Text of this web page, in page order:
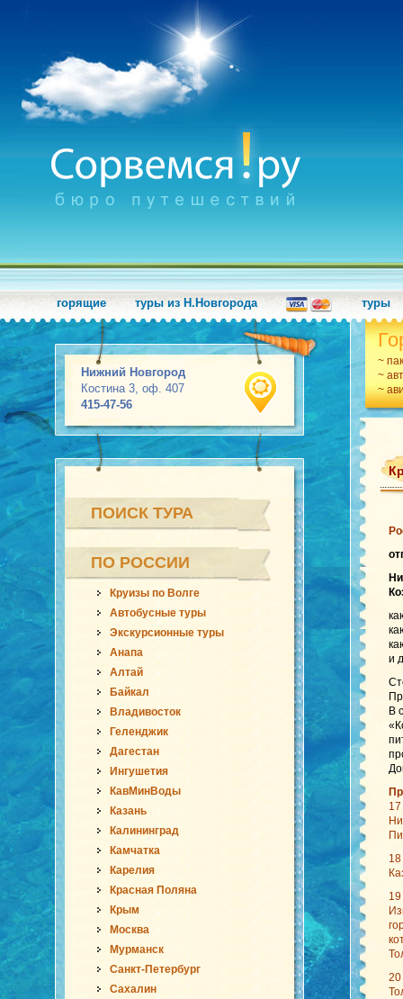
горящие туры из Н.Новгорода туры
Нижний Новгород
Костина 3, оф. 407
415-47-56
~
~
~
ПОИСК ТУРА
ПО РОССИИ
Круизы по Волге
Автобусные туры
Экскурсионные туры
Анапа
Алтай
Байкал
Владивосток
Геленджик
Дагестан
Ингушетия
КавМинВоды
Казань
Калининград
Камчатка
Карелия
Красная Поляна
Крым
Москва
Мурманск
Санкт-Петербург
Сахалин
и
В